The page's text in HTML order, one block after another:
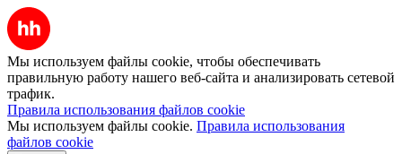
Мы используем файлы cookie, чтобы обеспечивать
правильную работу нашего веб-сайта и анализировать сетевой
трафик.
Правила использования файлов cookie
Мы используем файлы cookie. Правила использования
файлов cookie